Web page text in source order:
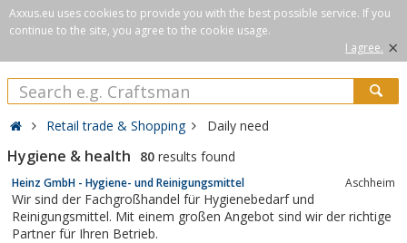
Axxus.eu uses cookies to provide you with the best possible service. If you
continue to the site, you agree to the cookie usage.
I agree. ×
Retail trade & Shopping Daily need
Hygiene & health 80 results found
Heinz GmbH - Hygiene- und Reinigungsmittel Aschheim
Wir sind der Fachgroßhandel für Hygienebedarf und
Reinigungsmittel. Mit einem großen Angebot sind wir der richtige
Partner für Ihren Betrieb.